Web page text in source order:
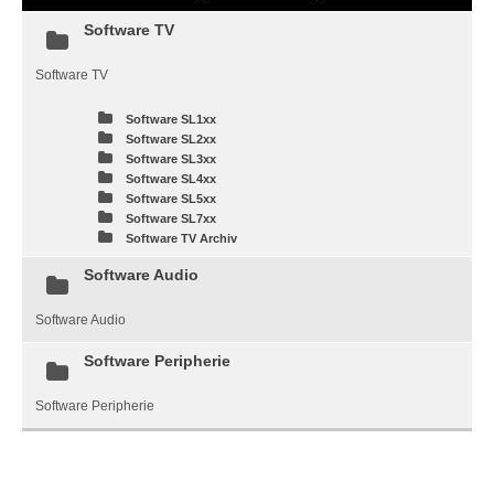
Software TV
Software TV
Software SL1xx
Software SL2xx
Software SL3xx
Software SL4xx
Software SL5xx
Software SL7xx
Software TV Archiv
Software Audio
Software Audio
Software Peripherie
Software Peripherie